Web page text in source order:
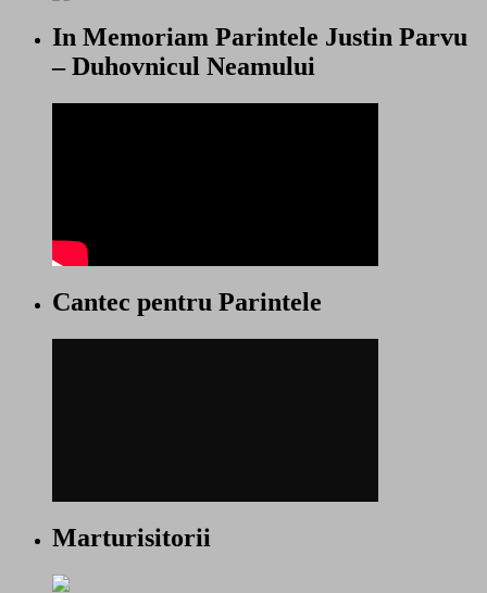
In Memoriam Parintele Justin Parvu
– Duhovnicul Neamului
Cantec pentru Parintele
Marturisitorii